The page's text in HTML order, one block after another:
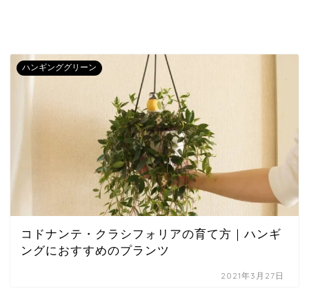
ハンギンググリーン
コドナンテ・クラシフォリアの育て方｜ハンギ
ングにおすすめのプランツ
2021年3月27日